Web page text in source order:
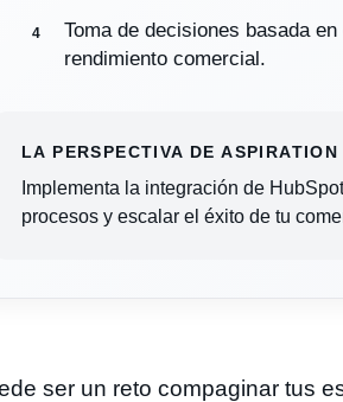
Toma de decisiones basada
rendimiento comercial.
LA PERSPECTIVA DE
Implementa la integración de
procesos y escalar el éxito de tu
ser un reto compaginar tus